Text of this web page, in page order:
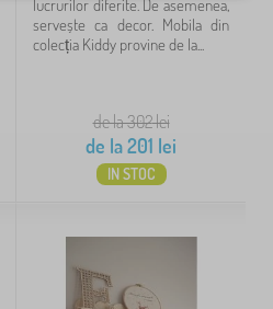
lucrurilor diferite. De asemenea,
servește ca decor. Mobila din
colecția Kiddy provine de la...
de la 302lei
de la201 lei
IN STOC